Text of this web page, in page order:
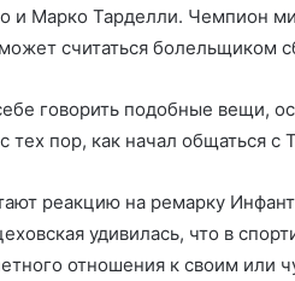
Марко Тарделли. Чемпион
считаться болельщиком
говорить подобные вещи,
пор, как начал общаться
реакцию на ремарку
удивилась, что в
отношения к своим или